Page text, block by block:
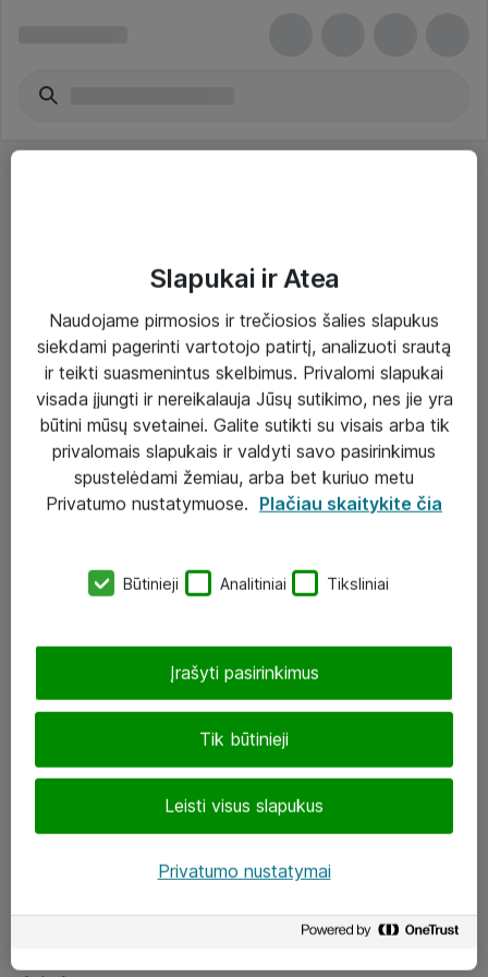
Paslaugos
Sprendimai
Įgyvendinti projektai
Atea ekspertų patarimai verslui
eShop@atea.lt
LinkedIn
Slapukai ir Atea
Naudojame pirmosios ir trečiosios šalies slapukus
siekdami pagerinti vartotojo patirtį, analizuoti srautą
ir teikti suasmenintus skelbimus. Privalomi slapukai
visada įjungti ir nereikalauja Jūsų sutikimo, nes jie yra
būtini mūsų svetainei. Galite sutikti su visais arba tik
privalomais slapukais ir valdyti savo pasirinkimus
spustelėdami žemiau, arba bet kuriuo metu
Privatumo nustatymuose. Plačiau skaitykite čia
Būtinieji Analitiniai Tiksliniai
Tik būtinieji
Leisti visus slapukus
Įrašyti pasirinkimus
Privatumo nustatymai